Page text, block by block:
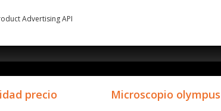
Advertising API
precio Microscopio